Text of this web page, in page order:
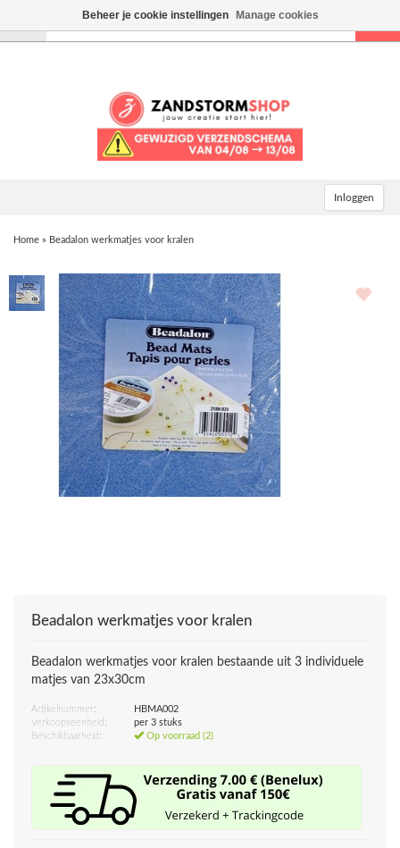
Inloggen
Home » Beadalon werkmatjes voor kralen
Beadalon werkmatjes voor kralen
Beadalon werkmatjes voor kralen bestaande uit 3 individuele
matjes van 23x30cm
Artikelnummer:
HBMA002
Verkoopseenheid:
per 3 stuks
Beschikbaarheid:
Op voorraad (2)
Beheer je cookie instellingen Manage cookies